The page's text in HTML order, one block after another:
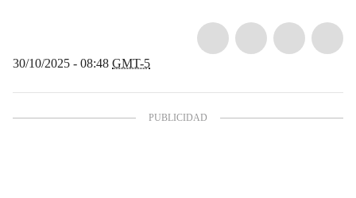
30/10/2025 - 08:48 GMT-5